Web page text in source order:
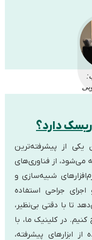
از فناوری‌های
شبیه‌سازی و
استفاده
بی‌نظیر،
ما، با
پیشرفته،